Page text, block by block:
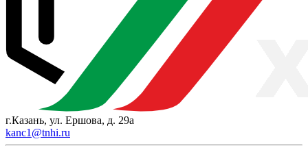
г.Казань, ул. Ершова, д. 29а
kanc1@tnhi.ru